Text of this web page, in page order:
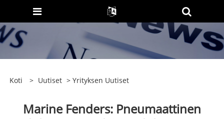
Koti > Uutiset > Yrityksen Uutiset
Marine Fenders: Pneumaattinen